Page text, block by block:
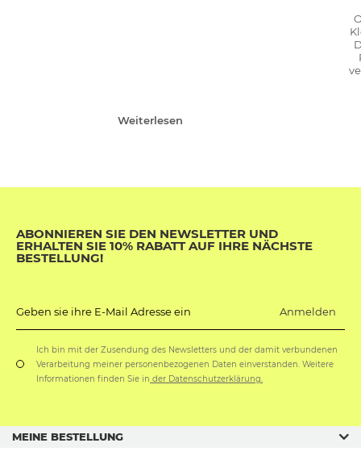
Weiterlesen
ABONNIEREN SIE DEN NEWSLETTER UND
ERHALTEN SIE 10% RABATT AUF IHRE NÄCHSTE
BESTELLUNG!
Geben sie ihre E-Mail Adresse ein Anmelden
Ich bin mit der Zusendung des Newsletters und der damit verbundenen
Verarbeitung meiner personenbezogenen Daten einverstanden. Weitere
Informationen finden Sie in der Datenschutzerklärung.
MEINE BESTELLUNG